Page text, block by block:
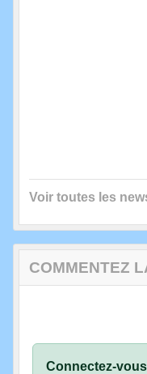
Voir toutes les
COMMENTEZ
Connectez-vous